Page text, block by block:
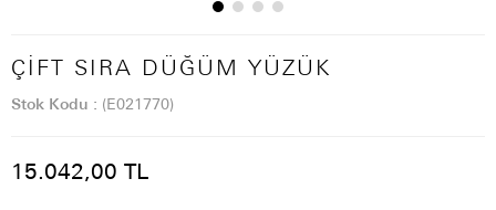
ÇIFT SIRA DÜĞÜM YÜZÜK
Stok Kodu (E021770)
15.042,00 TL